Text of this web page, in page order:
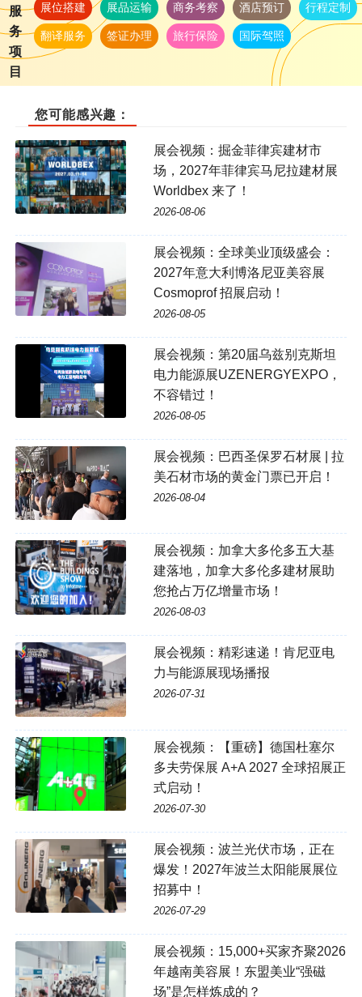
服
务
项
目
展位搭建 展品运输 商务考察 酒店预订 行程定制
翻译服务 签证办理 旅行保险 国际驾照
您可能感兴趣：
展会视频：掘金菲律宾建材市
场，2027年菲律宾马尼拉建材展
Worldbex 来了！
2026-08-06
展会视频：全球美业顶级盛会：
2027年意大利博洛尼亚美容展
Cosmoprof 招展启动！
2026-08-05
展会视频：第20届乌兹别克斯坦
电力能源展UZENERGYEXPO，
不容错过！
2026-08-05
展会视频：巴西圣保罗石材展 | 拉
美石材市场的黄金门票已开启！
2026-08-04
展会视频：加拿大多伦多五大基
建落地，加拿大多伦多建材展助
您抢占万亿增量市场！
2026-08-03
展会视频：精彩速递！肯尼亚电
力与能源展现场播报
2026-07-31
展会视频：【重磅】德国杜塞尔
多夫劳保展 A+A 2027 全球招展正
式启动！
2026-07-30
展会视频：波兰光伏市场，正在
爆发！2027年波兰太阳能展展位
招募中！
2026-07-29
展会视频：15,000+买家齐聚2026
年越南美容展！东盟美业“强磁
场”是怎样炼成的？